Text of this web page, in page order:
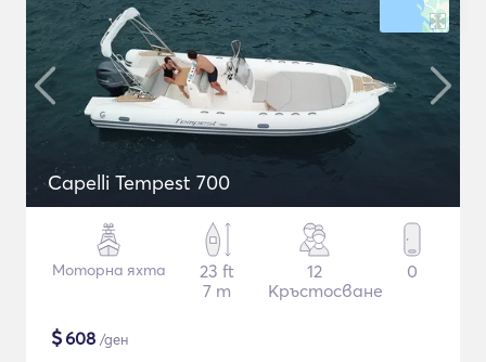
Capelli Tempest 700
Моторна яхта
23 ft
7 m
12
Кръстосване
0
$608 /ден